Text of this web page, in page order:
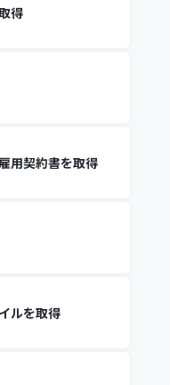
得
用契約書を取得
ルを取得